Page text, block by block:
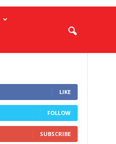
LIKE
FOLLOW
SUBSCRIBE